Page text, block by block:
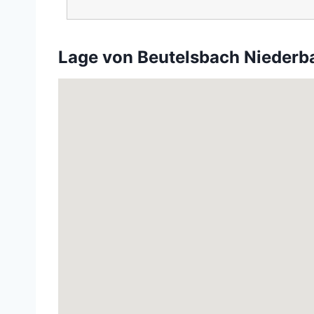
Lage von Beutelsbach